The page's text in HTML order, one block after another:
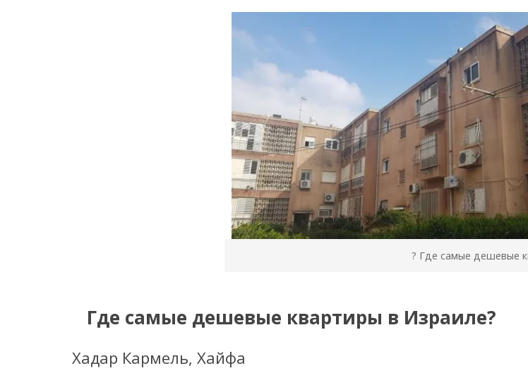
Где самые дешевые
?Где самые дешевые квартиры в Израиле
Хадар Кармель, Хайфа